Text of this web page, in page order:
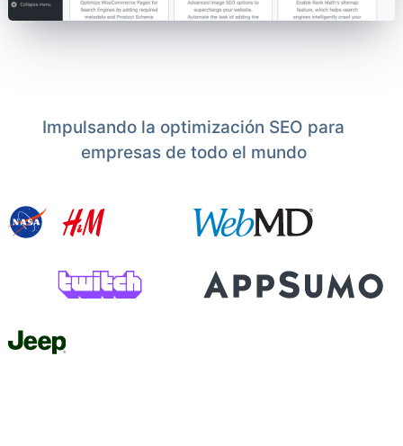
Impulsando la optimización SEO para
empresas de todo el mundo